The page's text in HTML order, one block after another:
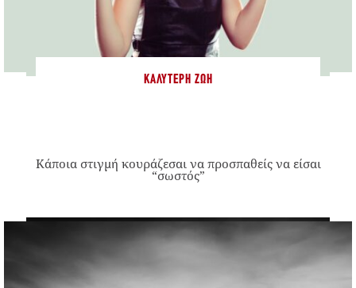
ΚΑΛΎΤΕΡΗ ΖΩΉ
Κάποια στιγμή κουράζεσαι να προσπαθείς να είσαι
“σωστός”